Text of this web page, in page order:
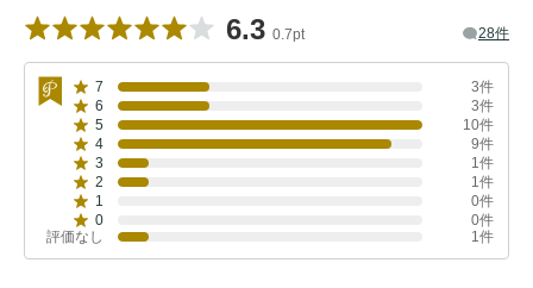
6.3 0.7pt 28件
7
3件
6
3件
5
10件
4
9件
3
1件
2
1件
1
0件
0
0件
評価なし
1件